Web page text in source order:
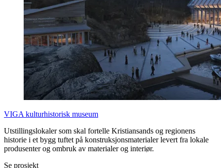
VIGA kulturhistorisk museum
Utstillingslokaler som skal fortelle Kristiansands og regionens
historie i et bygg tuftet på konstruksjonsmaterialer levert fra lokale
produsenter og ombruk av materialer og interiør.
Se prosjekt